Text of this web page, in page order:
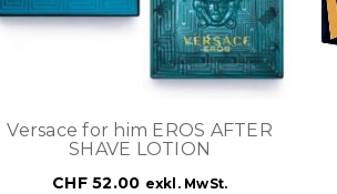
Versace for him EROS AFTER
SHAVE LOTION
CHF52.00 exkl. MwSt.